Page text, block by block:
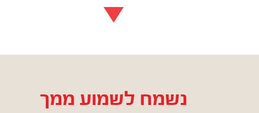
נשמח לשמוע ממך